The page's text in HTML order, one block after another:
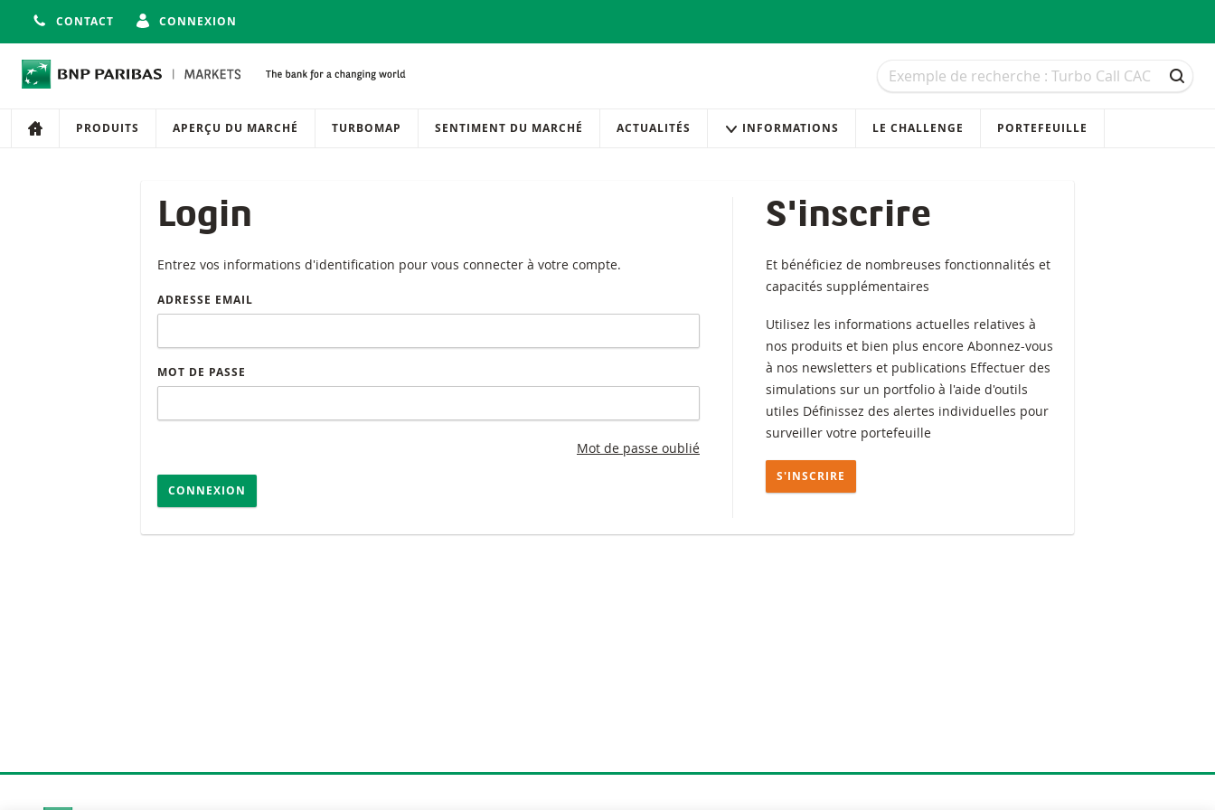
CONTACT CONNEXION
Recherche
Recherche
Navigation
Navigation sur le site
PRODUITS APERÇU DU MARCHÉ TURBOMAP SENTIMENT DU MARCHÉ ACTUALITÉS INFORMATIONS LE CHALLENGE PORTEFEUILLE
Login
Entrez vos informations d'identification pour vous connecter à votre compte.
ADRESSE EMAIL
MOT DE PASSE
Mot de passe oublié
CONNEXION
S'inscrire
Et bénéficiez de nombreuses fonctionnalités et
capacités supplémentaires
Utilisez les informations actuelles relatives à
nos produits et bien plus encore Abonnez-vous
à nos newsletters et publications Effectuer des
simulations sur un portfolio à l'aide d'outils
utiles Définissez des alertes individuelles pour
surveiller votre portefeuille
S'INSCRIRE